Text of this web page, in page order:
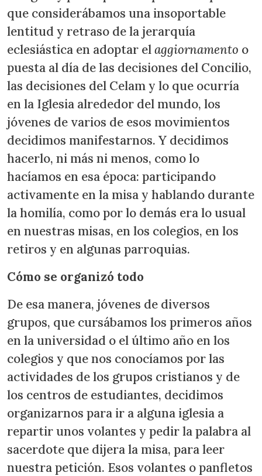
que considerábamos una insoportable
lentitud y retraso de la jerarquía
eclesiástica en adoptar elaggiornamento o
puesta al día de las decisiones del Concilio,
las decisiones del Celam y lo que ocurría
en la Iglesia alrededor del mundo, los
jóvenes de varios de esos movimientos
decidimos manifestarnos. Y decidimos
hacerlo, ni más ni menos, como lo
hacíamos en esa época: participando
activamente en la misa y hablando durante
la homilía, como por lo demás era lo usual
en nuestras misas, en los colegios, en los
retiros y en algunas parroquias.
Cómo se organizó todo
De esa manera, jóvenes de diversos
grupos, que cursábamos los primeros años
en la universidad o el último año en los
colegios y que nos conocíamos por las
actividades de los grupos cristianos y de
los centros de estudiantes, decidimos
organizarnos para ir a alguna iglesia a
repartir unos volantes y pedir la palabra al
sacerdote que dijera la misa, para leer
nuestra petición. Esos volantes o panfletos